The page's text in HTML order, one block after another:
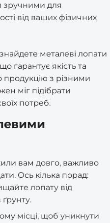
зручними для
від ваших фізичних
металеві лопати
гарантує якість та
продукцію з різними
міг підібрати
потреб.
вам довго, важливо
Ось кілька порад:
лопату від
місці, щоб уникнути